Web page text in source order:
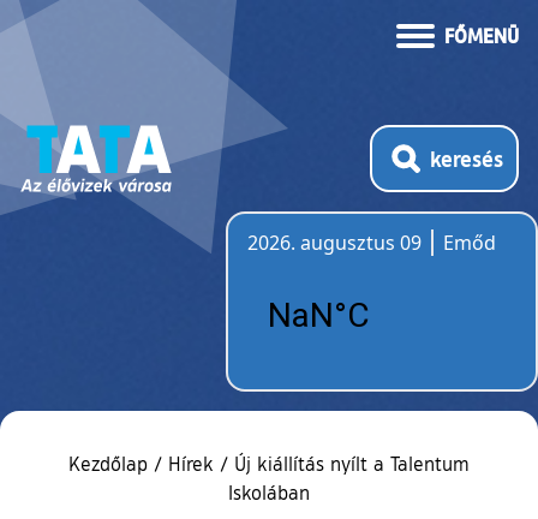
FŐMENÜ
keresés
2026. augusztus 09
Emőd
Kezdőlap / Hírek / Új kiállítás nyílt a Talentum
Iskolában